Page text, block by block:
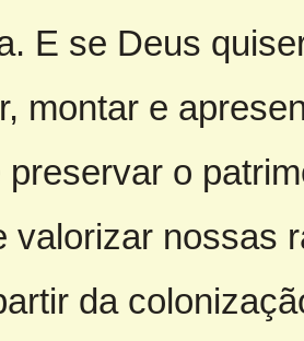
E se Deus
montar e
preservar o
valorizar nossas
da